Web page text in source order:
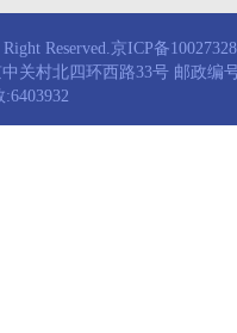
Reserved.京ICP备
关村北四环西路33号 邮政编